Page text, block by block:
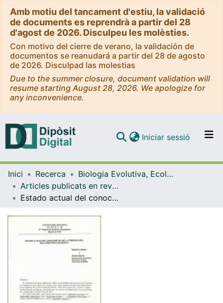
Amb motiu del tancament d'estiu, la validació
de documents es reprendrà a partir del 28
d'agost de 2026. Disculpeu les molèsties.
Con motivo del cierre de verano, la validación de
documentos se reanudará a partir del 28 de agosto
de 2026. Disculpad las molestias
Due to the summer closure, document validation will
resume starting August 28, 2026. We apologize for
any inconvenience.
Navega per tot el DD
Iniciar sessió (current)
Inici Recerca
Biologia Evolutiva, Ecologia i Ciències Ambientals
Articles publicats en revistes (Biologia Evolutiva, Ecologia i Ciències Ambientals)
Estado actual del conocimiento de la pteridoflora de la provincia de Murcia